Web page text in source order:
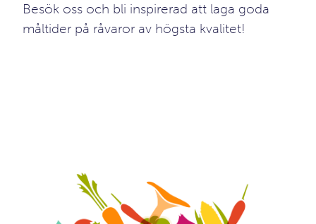
Besök oss och bli inspirerad att laga goda
måltider på råvaror av högsta kvalitet!